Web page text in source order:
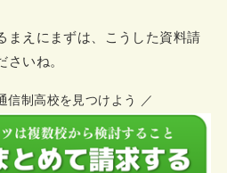
まえにまずは、こうした資料請
いね。
信制高校を見つけよう ／